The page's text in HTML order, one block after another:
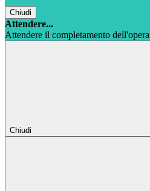
Chiudi
Attendere...
Attendere il completamento
Chiudi